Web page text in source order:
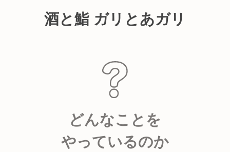
酒と鮨 ガリとあガリ
どんなことを
やっているのか